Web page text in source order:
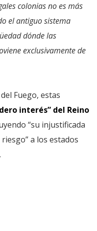
colonias no es más
el antiguo sistema
dónde las
exclusivamente de
Fuego, estas
interés” del Reino
“su injustificada
a los estados